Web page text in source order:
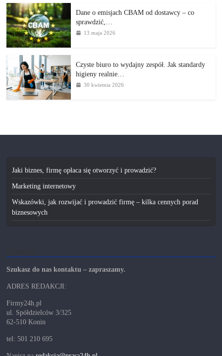
Dane o emisjach CBAM od dostawcy – co
sprawdzić,…
13 maja 2026
Czyste biuro to wydajny zespół. Jak standardy
higieny realnie…
30 kwietnia 2026
Jaki biznes, firmę opłaca się otworzyć i prowadzić?
Marketing internetowy
Wskazówki, jak rozwijać i prowadzić firmę – kilka cennych porad
biznesowych
Szukasz do nas kontaktu – zapraszamy.
ADRES REDAKCJI:
Firmy24h.pl
ul. Spółdzielców 3/325
62-510 Konin
tel: 501 210 695